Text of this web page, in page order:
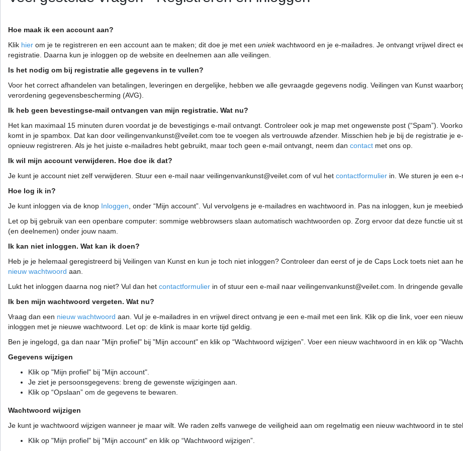
Hoe maak ik een account aan?
Klik hier om je te registreren en een account aan te maken; dit doe je met een uniekwachtwoord en je e-mailadres. Je ontvangt vrijwel direct
registratie. Daarna kun je inloggen op de website en deelnemen aan alle veilingen.
Is het nodig om bij registratie alle gegevens in te vullen?
Voor het correct afhandelen van betalingen, leveringen en dergelijke, hebben we alle gevraagde gegevens nodig. Veilingen van Kunst
verordening gegevensbescherming (AVG).
Ik heb geen bevestingse-mail ontvangen van mijn registratie. Wat nu?
Het kan maximaal 15 minuten duren voordat je de bevestigings e-mail ontvangt. Controleer ook je map met ongewenste post (“Spam”).
komt in je spambox. Dat kan door veilingenvankunst@veilet.com toe te voegen als vertrouwde afzender. Misschien heb je bij de registratie je
opnieuw registreren. Als je het juiste e-mailadres hebt gebruikt, maar toch geen e-mail ontvangt, neem dan contact met ons op.
Ik wil mijn account verwijderen. Hoe doe ik dat?
Je kunt je account niet zelf verwijderen. Stuur een e-mail naar veilingenvankunst@veilet.com of vul het contactformulier in. We sturen je een
Hoe log ik in?
Je kunt inloggen via de knop Inloggen, onder “Mijn account”. Vul vervolgens je e-mailadres en wachtwoord in. Pas na inloggen, kun je
Let op bij gebruik van een openbare computer: sommige webbrowsers slaan automatisch wachtwoorden op. Zorg ervoor dat deze functie uit
(en deelnemen) onder jouw naam.
Ik kan niet inloggen. Wat kan ik doen?
Heb je je helemaal geregistreerd bij Veilingen van Kunst en kun je toch niet inloggen? Controleer dan eerst of je de Caps Lock toets niet aan
nieuw wachtwoord aan.
Lukt het inloggen daarna nog niet? Vul dan het contactformulier in of stuur een e-mail naar veilingenvankunst@veilet.com. In dringende
Ik ben mijn wachtwoord vergeten. Wat nu?
Vraag dan een nieuw wachtwoord aan. Vul je e-mailadres in en vrijwel direct ontvang je een e-mail met een link. Klik op die link, voer een
inloggen met je nieuwe wachtwoord. Let op: de klink is maar korte tijd geldig.
Ben je ingelogd, ga dan naar "Mijn profiel" bij "Mijn account" en klik op “Wachtwoord wijzigen”. Voer een nieuw wachtwoord in en klik op
Gegevens wijzigen
Klik op "Mijn profiel" bij "Mijn account".
Je ziet je persoonsgegevens: breng de gewenste wijzigingen aan.
Klik op “Opslaan” om de gegevens te bewaren.
Wachtwoord wijzigen
Je kunt je wachtwoord wijzigen wanneer je maar wilt. We raden zelfs vanwege de veiligheid aan om regelmatig een nieuw wachtwoord in te
Klik op "Mijn profiel" bij "Mijn account" en klik op “Wachtwoord wijzigen”.